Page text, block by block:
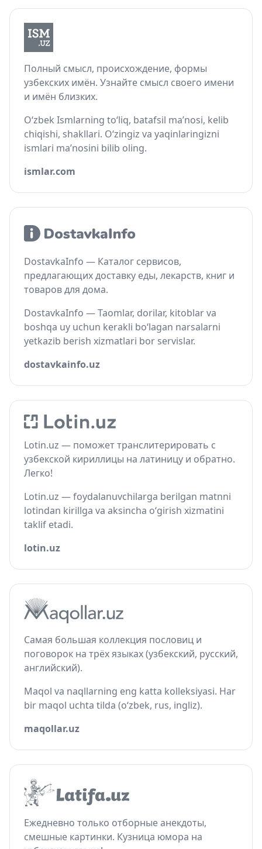
Полный смысл, происхождение, формы
узбекских имён. Узнайте смысл своего имени
и имён близких.
O‘zbek Ismlarning to‘liq, batafsil ma’nosi, kelib
chiqishi, shakllari. O‘zingiz va yaqinlaringizni
ismlari ma’nosini bilib oling.
ismlar.com
DostavkaInfo — Каталог сервисов,
предлагающих доставку еды, лекарств, книг и
товаров для дома.
DostavkaInfo — Taomlar, dorilar, kitoblar va
boshqa uy uchun kerakli bo‘lagan narsalarni
yetkazib berish xizmatlari bor servislar.
dostavkainfo.uz
Lotin.uz — поможет транслитерировать с
узбекской кириллицы на латиницу и обратно.
Легко!
Lotin.uz — foydalanuvchilarga berilgan matnni
lotindan kirillga va aksincha o‘girish xizmatini
taklif etadi.
lotin.uz
Самая большая коллекция пословиц и
поговорок на трёх языках (узбекский, русский,
английский).
Maqol va naqllarning eng katta kolleksiyasi. Har
bir maqol uchta tilda (o‘zbek, rus, ingliz).
maqollar.uz
Ежедневно только отборные анекдоты,
смешные картинки. Кузница юмора на